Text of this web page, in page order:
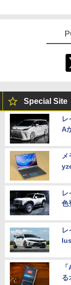
5
Special Site
レ
A
メ
レ
色
レ
る